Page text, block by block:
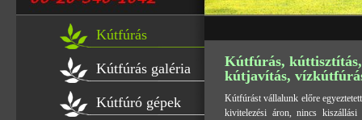
Kútfúrás
Kútfúrás galéria
Kútfúró gépek
Kútfúrás,
kútjavítás,
Kútfúrást vállalunk előre
kivitelezési áron, nincs